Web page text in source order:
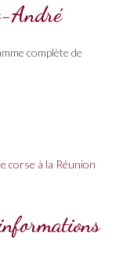
André
complète de
corse à la Réunion